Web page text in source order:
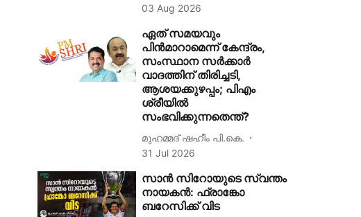
03 Aug 2026
ഏത് സമയവും
പിൻമാറാമെന്ന് കേന്ദ്രം,
സംസ്ഥാന സർക്കാർ
വാദത്തിന് തിരിച്ചടി,
ആശയക്കുഴപ്പം; പിഎം
ശ്രീയിൽ
സംഭവിക്കുന്നതെന്ത്?
മുഹമ്മദ് ഷഹീം പി.കെ.
31 Jul 2026
സാൻ സിറോയുടെ സ്വന്തം
നായകൻ: ഫ്രാങ്കോ
ബറേസിക്ക് വിട